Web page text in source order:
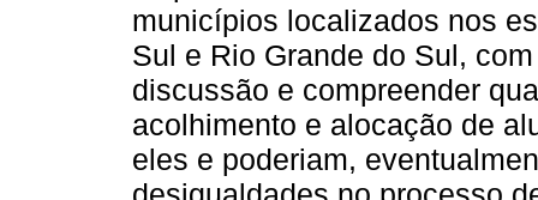
municípios localizados nos
Sul e Rio Grande do Sul,
discussão e compreender
acolhimento e alocação de
eles e poderiam,